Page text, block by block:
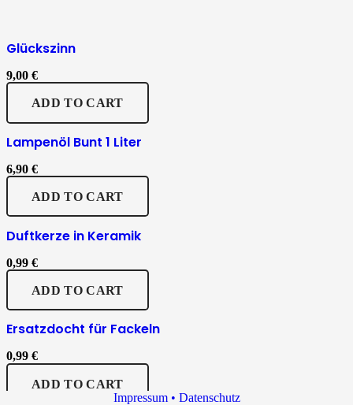
Glückszinn
9,00 €
ADD TO CART
Lampenöl Bunt 1 Liter
6,90 €
ADD TO CART
Duftkerze in Keramik
0,99 €
ADD TO CART
Ersatzdocht für Fackeln
0,99 €
ADD TO CART
Impressum • Datenschutz